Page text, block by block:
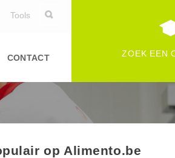
Tools
CONTACT ZOEK EEN
op Alimento.be